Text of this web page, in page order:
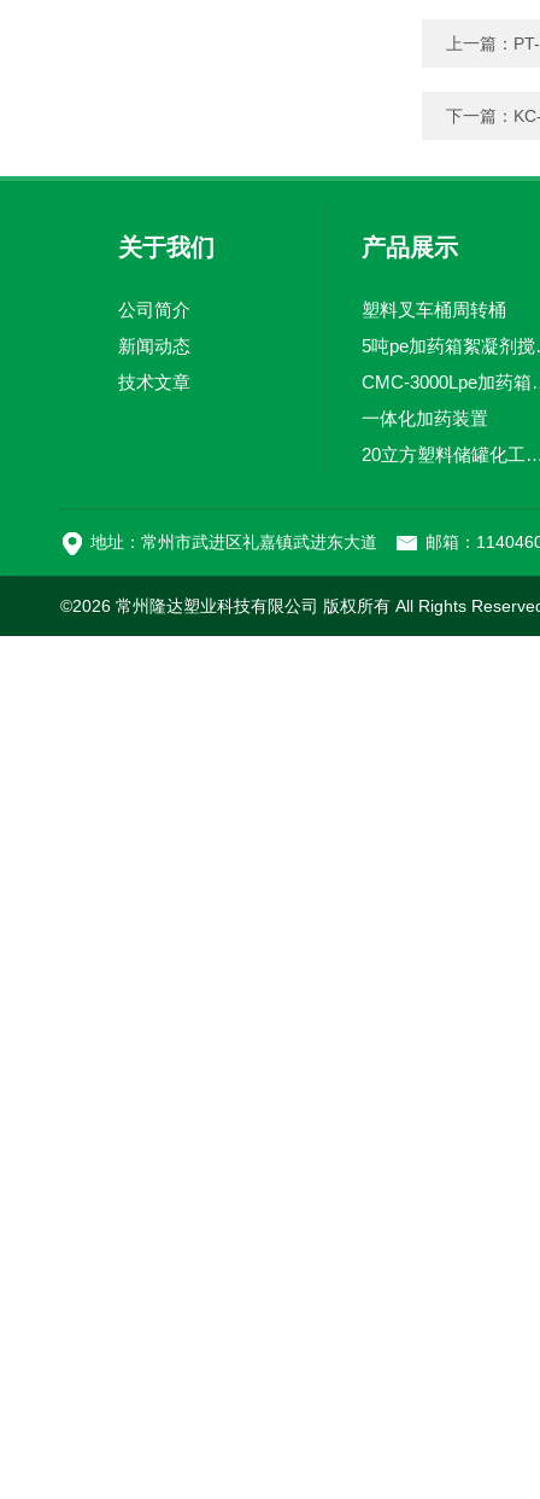
上一篇：
下一篇：
关于我们
公司简介
新闻动态
技术文章
产品展示
塑料叉车桶周转桶
5吨pe
CMC-
一体化加药装置
20立方塑料储罐化工储
地址：常州市武进区礼嘉镇武进东大道 邮箱：
©2026 常州隆达塑业科技有限公司 版权所有 All Rights